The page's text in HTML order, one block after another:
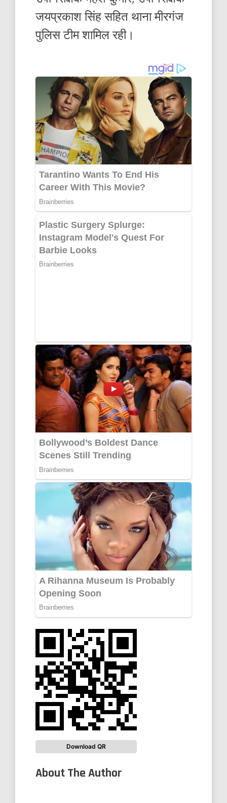
जयप्रकाश सिंह सहित थाना मीरगंज
पुलिस टीम शामिल रही।
Download QR
About The Author